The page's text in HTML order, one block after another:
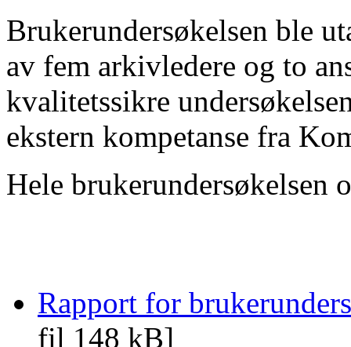
Brukerundersøkelsen ble
av fem arkivledere og to
kvalitetssikre
ekstern kompetanse fra
Hele brukerundersøkelsen
Rapport for
fil 148 kB]